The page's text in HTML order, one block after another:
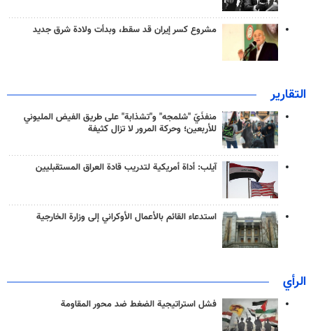
مشروع كسر إيران قد سقط، وبدأت ولادة شرق جديد
التقارير
منفذَيّ "شلمجه" و"تشذابة" على طريق الفيض المليوني
للأربعين؛ وحركة المرور لا تزال كثيفة
آيلب: أداة أمريكية لتدريب قادة العراق المستقبليين
استدعاء القائم بالأعمال الأوكراني إلى وزارة الخارجية
الرأي
فشل استراتيجية الضغط ضد محور المقاومة